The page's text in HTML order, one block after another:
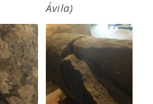
Ávila)